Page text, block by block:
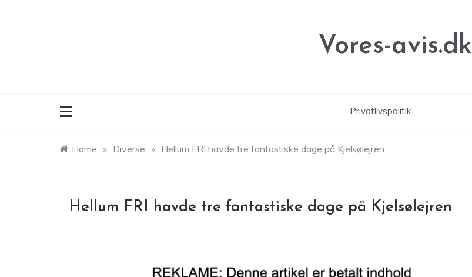
Vores-avis.dk
Privatlivspolitik
Home » Diverse » Hellum FRI havde tre fantastiske dage på Kjelsølejren
Hellum FRI havde tre fantastiske dage på Kjelsølejren